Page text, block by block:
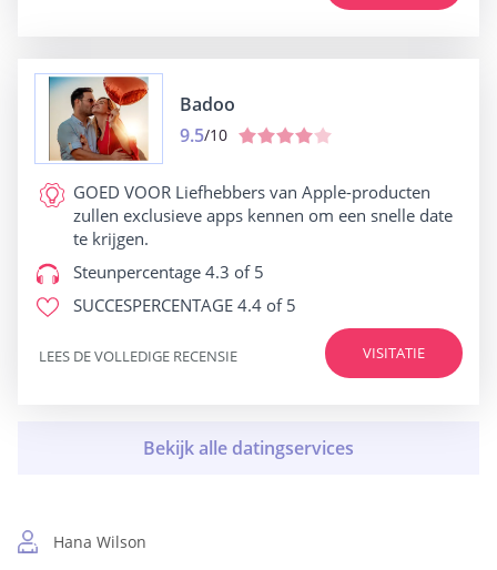
Badoo
9.5/10
GOED VOOR Liefhebbers van Apple-producten
zullen exclusieve apps kennen om een snelle date
te krijgen.
Steunpercentage 4.3 of 5
SUCCESPERCENTAGE 4.4 of 5
VISITATIE
LEES DE VOLLEDIGE RECENSIE
Hana Wilson